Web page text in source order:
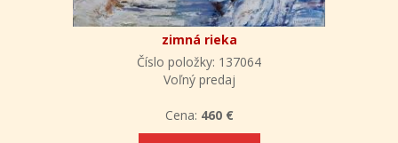
zimná rieka
Číslo položky: 137064
Voľný predaj
Cena: 460 €